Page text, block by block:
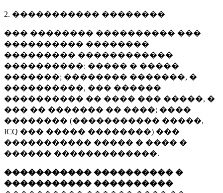
2. ����������� ��������
��� �������� ���������� ���
���������� ��������
��������� ������������
����������: ����� � �����
�������; �������� �������, �
����������, ��� ������
���������� �� ���� ��� �����, �
��� �� ������� �� ����; ����
�������� (����������� �����,
ICQ ��� ����� ��������) ���
����������� ����� � ���� �
������ �������������.
����������� ���������� �
����������� ����������